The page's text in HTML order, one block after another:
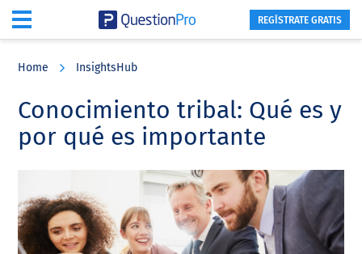
content
sidebar
REGÍSTRATE GRATIS
Home InsightsHub
Conocimiento tribal: Qué es y
por qué es importante